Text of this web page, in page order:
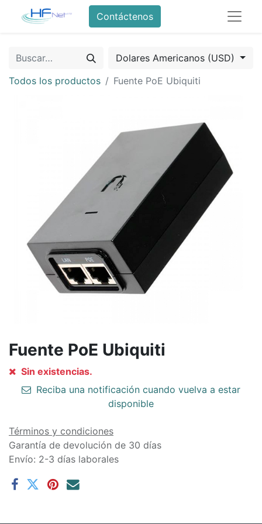
Contáctenos
Dolares Americanos (USD)
Todos los productos
Fuente PoE Ubiquiti
Fuente PoE Ubiquiti
Sin existencias.
Reciba una notificación cuando vuelva a estar
disponible
Términos y condiciones
Garantía de devolución de 30 días
Envío: 2-3 días laborales